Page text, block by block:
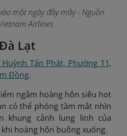
một ngày đầy mây- Nguồn
Airlines
Lạt
Tấn Phát, Phường 11,
Đồng.
ngắm hoàng hôn siêu hot
có thể phóng tầm mắt nhìn
khung cảnh lung linh của
hoàng hôn buông xuống.